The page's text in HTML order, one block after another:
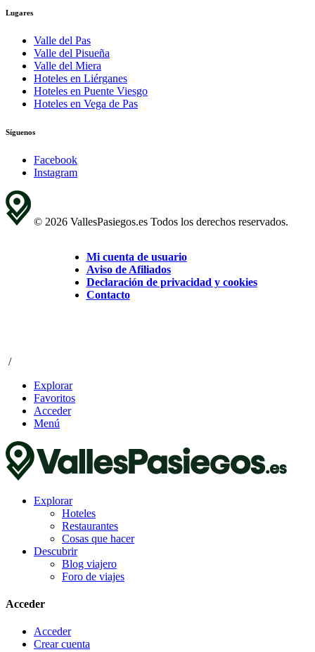
Lugares
Valle del Pas
Valle del Pisueña
Valle del Miera
Hoteles en Liérganes
Hoteles en Puente Viesgo
Hoteles en Vega de Pas
Síguenos
Facebook
Instagram
© 2026 VallesPasiegos.es Todos los derechos reservados.
Mi cuenta de usuario
Aviso de Afiliados
Declaración de privacidad y cookies
Contacto
/
Explorar
Favoritos
Acceder
Menú
Explorar
Hoteles
Restaurantes
Cosas que hacer
Descubrir
Blog viajero
Foro de viajes
Acceder
Acceder
Crear cuenta